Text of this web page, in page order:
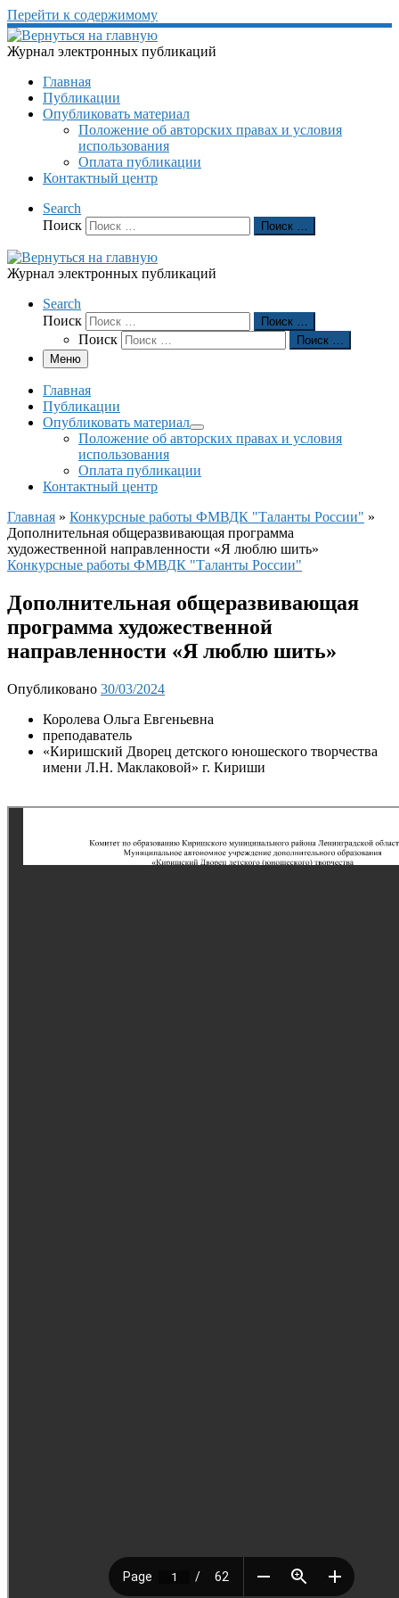
Перейти к содержимому
Журнал электронных публикаций
Главная
Публикации
Опубликовать материал
Положение об авторских правах и условия
использования
Оплата публикации
Контактный центр
Search
Поиск
Поиск …
Журнал электронных публикаций
Search
Поиск
Поиск …
Поиск
Поиск …
Меню
Главная
Публикации
Опубликовать материал
Положение об авторских правах и условия
использования
Оплата публикации
Контактный центр
Главная » Конкурсные работы ФМВДК "Таланты России" »
Дополнительная общеразвивающая программа
художественной направленности «Я люблю шить»
Конкурсные работы ФМВДК "Таланты России"
Дополнительная общеразвивающая
программа художественной
направленности «Я люблю шить»
Опубликовано 30/03/2024
Королева Ольга Евгеньевна
преподаватель
«Киришский Дворец детского юношеского творчества
имени Л.Н. Маклаковой» г. Кириши